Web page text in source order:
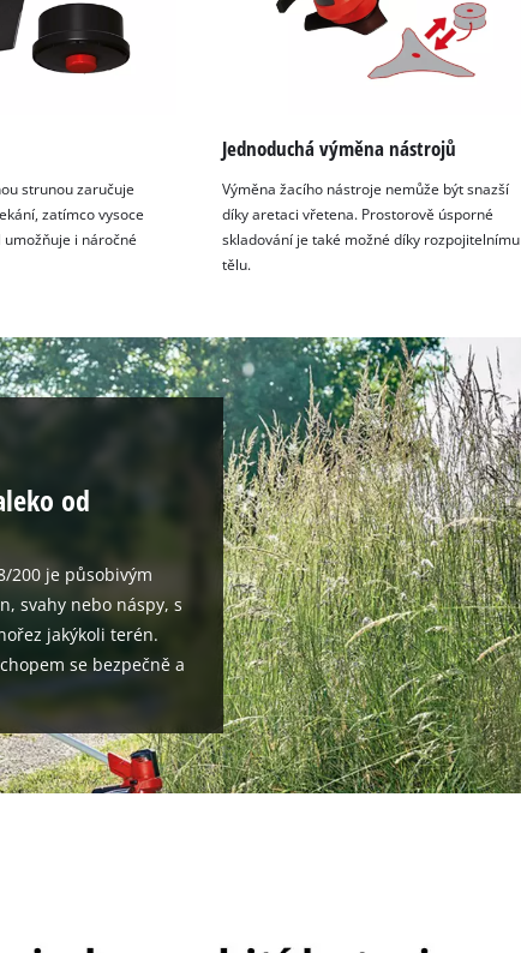
strunou zaručuje
zatímco vysoce
umožňuje i náročné
Jednoduchá výměna nástrojů
Výměna žacího nástroje nemůže být snazší
díky aretaci vřetena. Prostorově úsporné
skladování je také možné díky rozpojitelnímu
tělu.
od
200 je působivým
svahy nebo náspy, s
jakýkoli terén.
se bezpečně a